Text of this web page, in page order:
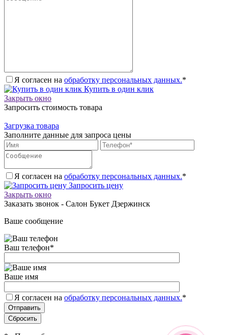
Я согласен на обработку персональных данных.*
Купить в один клик
Закрыть окно
Запросить стоимость товара
Загрузка товара
Заполните данные для запроса цены
Я согласен на обработку персональных данных.*
Запросить цену
Закрыть окно
Заказать звонок - Салон Букет Дзержинск
Ваше сообщение
Ваш телефон*
Ваше имя
Я согласен на обработку персональных данных.*